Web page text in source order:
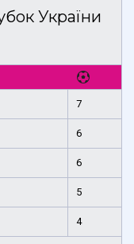
України
7
6
6
5
4